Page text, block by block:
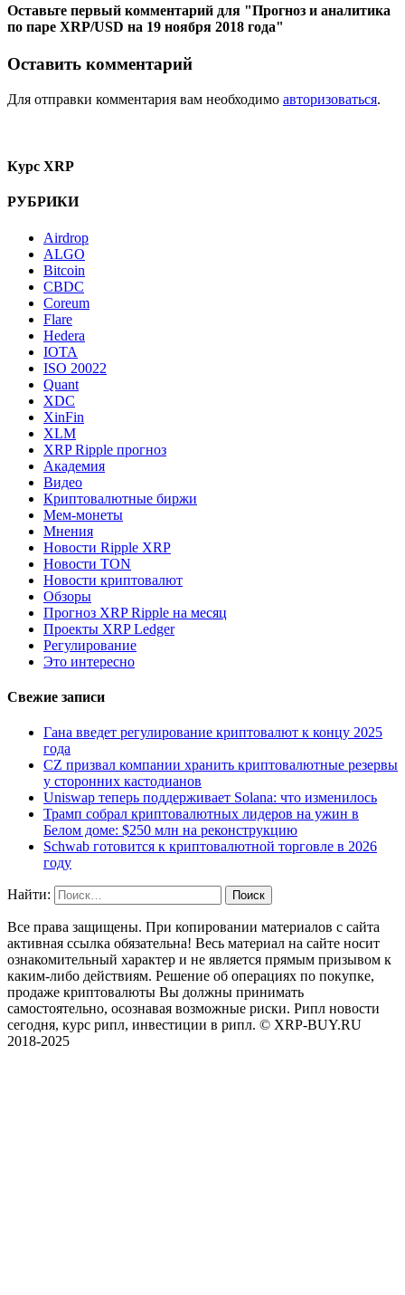
Оставьте первый комментарий для "Прогноз и аналитика
по паре XRP/USD на 19 ноября 2018 года"
Оставить комментарий
Для отправки комментария вам необходимо авторизоваться.
Курс XRP
РУБРИКИ
Airdrop
ALGO
Bitcoin
CBDC
Coreum
Flare
Hedera
IOTA
ISO 20022
Quant
XDC
XinFin
XLM
XRP Ripple прогноз
Академия
Видео
Криптовалютные биржи
Мем-монеты
Мнения
Новости Ripple XRP
Новости TON
Новости криптовалют
Обзоры
Прогноз XRP Ripple на месяц
Проекты XRP Ledger
Регулирование
Это интересно
Свежие записи
Гана введет регулирование криптовалют к концу 2025
года
CZ призвал компании хранить криптовалютные резервы
у сторонних кастодианов
Uniswap теперь поддерживает Solana: что изменилось
Трамп собрал криптовалютных лидеров на ужин в
Белом доме: $250 млн на реконструкцию
Schwab готовится к криптовалютной торговле в 2026
году
Найти:
Все права защищены. При копировании материалов с сайта
активная ссылка обязательна! Весь материал на сайте носит
ознакомительный характер и не является прямым призывом к
каким-либо действиям. Решение об операциях по покупке,
продаже криптовалюты Вы должны принимать
самостоятельно, осознавая возможные риски. Рипл новости
сегодня, курс рипл, инвестиции в рипл. © XRP-BUY.RU
2018-2025